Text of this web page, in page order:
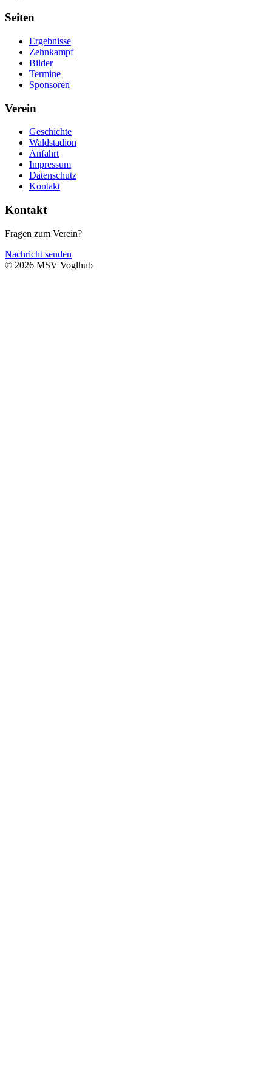
Seiten
Ergebnisse
Zehnkampf
Bilder
Termine
Sponsoren
Verein
Geschichte
Waldstadion
Anfahrt
Impressum
Datenschutz
Kontakt
Kontakt
Fragen zum Verein?
Nachricht senden
© 2026 MSV Voglhub